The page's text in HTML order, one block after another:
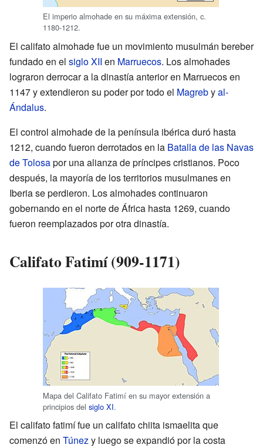
El imperio almohade en su máxima extensión, c.
1180-1212.
El califato almohade fue un movimiento musulmán bereber
fundado en el siglo XII en Marruecos. Los almohades
lograron derrocar a la dinastía anterior en Marruecos en
1147 y extendieron su poder por todo el Magrebyal-
Ándalus.
El control almohade de la península ibérica duró hasta
1212, cuando fueron derrotados en la Batalla de las Navas
de Tolosapor una alianza de príncipes cristianos. Poco
después, la mayoría de los territorios musulmanes en
Iberia se perdieron. Los almohades continuaron
gobernando en el norte de África hasta 1269, cuando
fueron reemplazados por otra dinastía.
Califato Fatimí (909-1171)
Mapa del Califato Fatimí en su mayor extensión a
principios del siglo XI.
El califato fatimí fue un califato chiita ismaelita que
comenzó en Túnezy luego se expandió por la costa